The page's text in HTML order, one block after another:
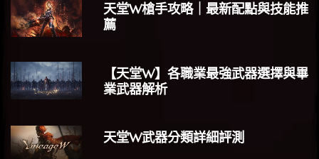
天堂W槍手攻略｜最新配點與技能推
薦
【天堂W】各職業最強武器選擇與畢
業武器解析
天堂W武器分類詳細評測